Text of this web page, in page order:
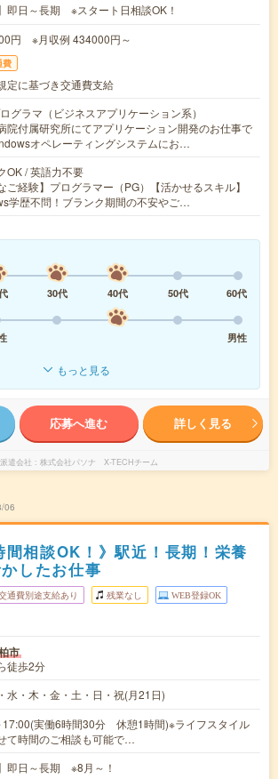
即日～長期 ※スタート日相談OK！
円 ※月収例 434000円～
費
定に基づき交通費支給
グラマ（ビジネスアプリケーション系）
院付属研究所にてアプリケーション開発のお仕事で
オペレーティングシステムにお…
OK / 英語力不要
ご経験】プログラマー（PG）【活かせるスキル】
学歴不問！ブランク期間の不安やご…
30代 40代 50代
60代
男性
もっと見る
応募へ進む 詳しく見る
派遣会社 株式会社パソナ X-TECHチーム
06
間相談OK！》駅近！長期！栄養
したお仕事
通費別途支給あり 残業なし WEB登録OK
市
徒歩2分
水・木・金・土・日・祝(月21日)
17:00(実働6時間30分 休憩1時間)※ライフスタイル
て時間のご相談も可能で…
即日～長期 ※8月～！